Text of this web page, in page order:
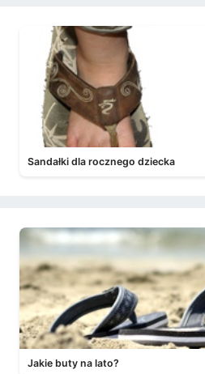
Sandałki dla rocznego dziecka
Jakie buty na lato?